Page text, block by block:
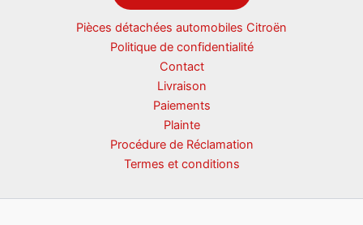
Pièces détachées automobiles Citroën
Politique de confidentialité
Contact
Livraison
Paiements
Plainte
Procédure de Réclamation
Termes et conditions